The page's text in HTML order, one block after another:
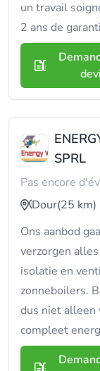
un travail
2 ans de
SPRL
Pas encore
Dour(25 km)
Ons aanbod
verzorgen
isolatie en
zonneboilers.
dus niet alleen
compleet